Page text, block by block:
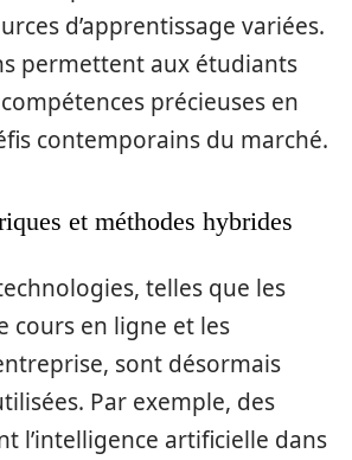
d’apprentissage variées.
permettent aux étudiants
précieuses en
contemporains du marché.
et méthodes hybrides
telles que les
cours en ligne et les
sont désormais
Par exemple, des
l’intelligence artificielle dans